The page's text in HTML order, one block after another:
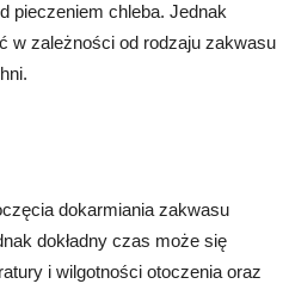
pieczeniem chleba. Jednak
w zależności od rodzaju zakwasu
dokarmiania zakwasu
dokładny czas może się
i wilgotności otoczenia oraz